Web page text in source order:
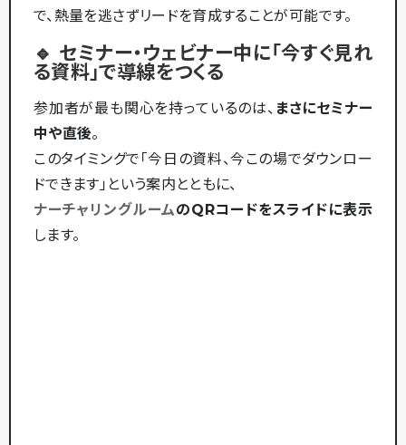
で、熱量を逃さずリードを育成することが可能です。
🔹 セミナー・ウェビナー中に「今すぐ見れ
る資料」で導線をつくる
参加者が最も関心を持っているのは、 まさにセミナー
中や直後。
このタイミングで「今日の資料、今この場でダウンロー
ドできます」という案内とともに、
ナーチャリングルームのQRコードをスライドに表示
します。